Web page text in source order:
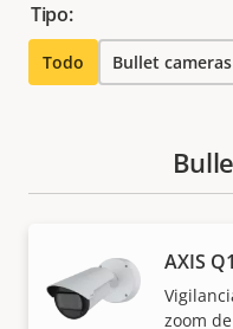
Tipo:
Todo Bullet cameras
AXIS
zoom